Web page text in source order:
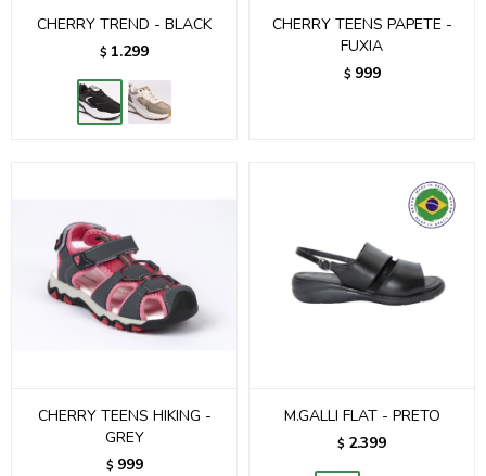
CHERRY TREND - BLACK
$ 1.299
CHERRY TEENS PAPETE -
FUXIA
$ 999
CHERRY TEENS HIKING -
GREY
$ 999
M.GALLI FLAT - PRETO
$ 2.399